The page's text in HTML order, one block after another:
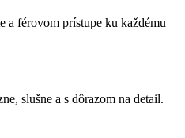
a férovom prístupe ku každému
slušne a s dôrazom na detail.